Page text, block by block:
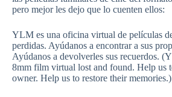
pero mejor les dejo que lo cuenten ellos:
YLM es una oficina virtual de películas
perdidas. Ayúdanos a encontrar a sus
Ayúdanos a devolverles sus recuerdos.
8mm film virtual lost and found. Help us
owner. Help us to restore their memories.)